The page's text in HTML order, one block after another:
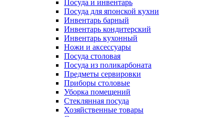
Посуда и инвентарь
Посуда для японской кухни
Инвентарь барный
Инвентарь кондитерский
Инвентарь кухонный
Ножи и аксессуары
Посуда столовая
Посуда из поликарбоната
Предметы сервировки
Приборы столовые
Уборка помещений
Стеклянная посуда
Хозяйственные товары